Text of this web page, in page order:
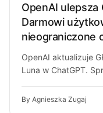
OpenAI ulepsza
Darmowi
nieograniczone
OpenAI aktualizuje
Luna w ChatGPT.
By Agnieszka Zugaj